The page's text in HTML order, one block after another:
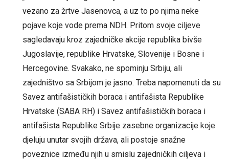
vezano za žrtve Jasenovca, a uz to po njima neke
pojave koje vode prema NDH. Pritom svoje ciljeve
sagledavaju kroz zajedničke akcije republika bivše
Jugoslavije, republike Hrvatske, Slovenije i Bosne i
Hercegovine. Svakako, ne spominju Srbiju, ali
zajedništvo sa Srbijom je jasno. Treba napomenuti da su
Savez antifašističkih boraca i antifašista Republike
Hrvatske (SABA RH) i Savez antifašističkih boraca i
antifašista Republike Srbije zasebne organizacije koje
djeluju unutar svojih država, ali postoje snažne
poveznice između njih u smislu zajedničkih ciljeva i